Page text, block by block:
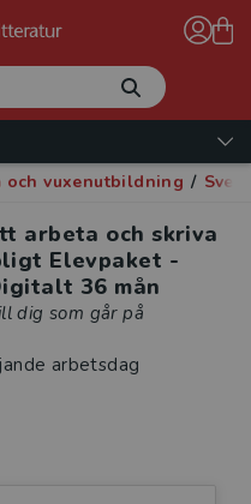
och vuxenutbildning /
arbeta och skriva
Elevpaket -
36 mån
dig som går på
arbetsdag